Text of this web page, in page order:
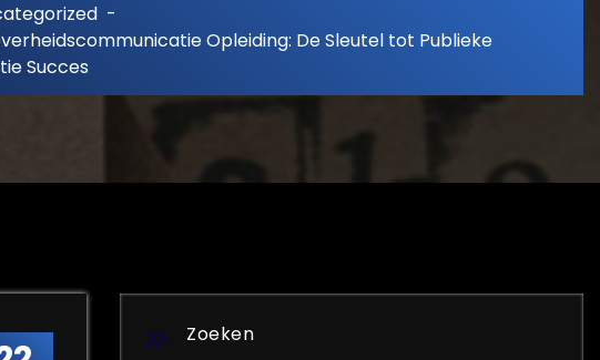
-
Opleiding: De Sleutel tot Publieke
Succes
Zoeken